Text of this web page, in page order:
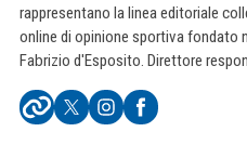
rappresentano la linea editoriale
online di opinione sportiva fondato
Fabrizio d'Esposito. Direttore